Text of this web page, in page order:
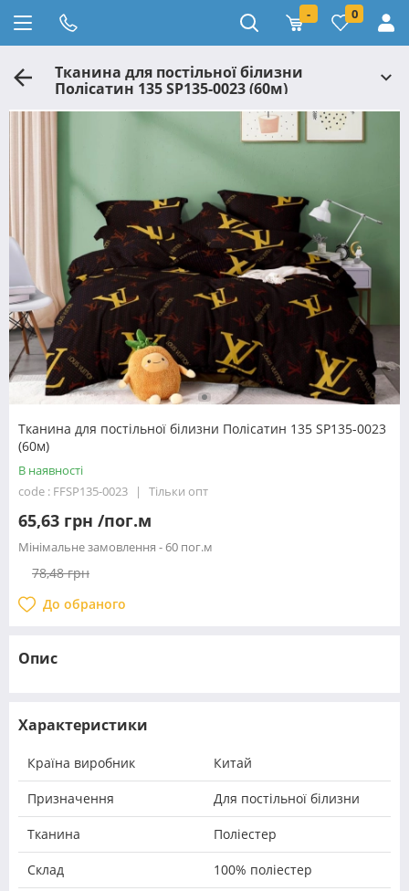
- 0
Тканина для постільної білизни
Полісатин 135 SP135-0023 (60м)
Тканина для постільної білизни Полісатин 135 SP135-0023
(60м)
В наявності
code : FFSP135-0023
Тільки опт
65,63 грн /пог.м
Мінімальне замовлення - 60 пог.м
78,48 грн
До обраного
Опис
Характеристики
Країна виробник Китай
Призначення Для постільної білизни
Тканина Поліестер
Склад 100% поліестер